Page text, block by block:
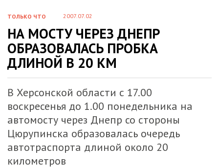
ТОЛЬКО ЧТО 2007.07.02
НА МОСТУ ЧЕРЕЗ ДНЕПР
ОБРАЗОВАЛАСЬ ПРОБКА
ДЛИНОЙ В 20 КМ
В Херсонской области с 17.00
воскресенья до 1.00 понедельника на
автомосту через Днепр со стороны
Цюрупинска образовалась очередь
автотраспорта длиной около 20
километров